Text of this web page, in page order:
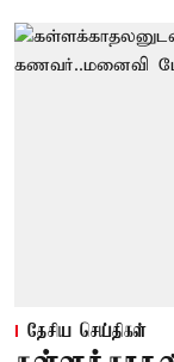
தேசிய செய்திகள்